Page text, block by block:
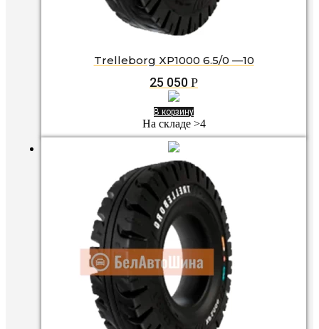
Trelleborg XP1000 6.5/0 —10
25 050 Р
В корзину
На складе >4